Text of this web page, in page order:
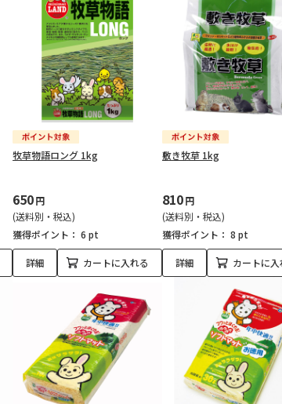
牧草物語ロング 1kg
650円
(送料別・税込)
獲得ポイント： 6 pt
詳細 カートに入れる
敷き牧草 1kg
810円
(送料別・税込)
獲得ポイント： 8 pt
詳細 カートに入